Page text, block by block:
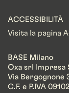
ACCESSIBILITÀ
Visita la pagina
BASE Milano
Oxa srl Impresa
Via Bergognone
C.F. e P.IVA